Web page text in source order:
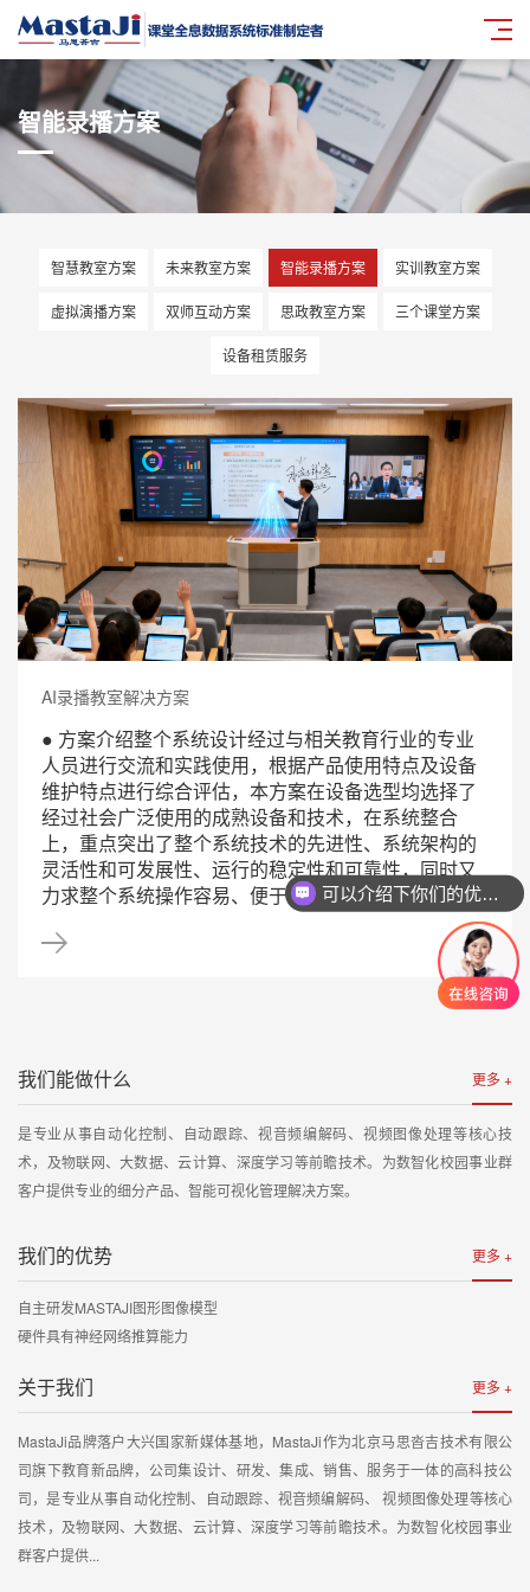
智能录播方案
智慧教室方案 未来教室方案 智能录播方案 实训教室方案
虚拟演播方案 双师互动方案 思政教室方案 三个课堂方案
设备租赁服务
AI录播教室解决方案
● 方案介绍整个系统设计经过与相关教育行业的专业
人员进行交流和实践使用，根据产品使用特点及设备
维护特点进行综合评估，本方案在设备选型均选择了
经过社会广泛使用的成熟设备和技术，在系统整合
上，重点突出了整个系统技术的先进性、系统架构的
灵活性和可发展性、运行的稳定性和可靠性，同时又
力求整个系统操作容易、便于维护、兼容性强，具...
更多 +
我们能做什么
是专业从事自动化控制、自动跟踪、视音频编解码、视频图像处理等核心技
术，及物联网、大数据、云计算、深度学习等前瞻技术。为数智化校园事业群
客户提供专业的细分产品、智能可视化管理解决方案。
更多 +
我们的优势
自主研发MASTAJI图形图像模型
硬件具有神经网络推算能力
更多 +
关于我们
MastaJi品牌落户大兴国家新媒体基地，MastaJi作为北京马思沓吉技术有限公
司旗下教育新品牌，公司集设计、研发、集成、销售、服务于一体的高科技公
司，是专业从事自动化控制、自动跟踪、视音频编解码、 视频图像处理等核心
技术，及物联网、大数据、云计算、深度学习等前瞻技术。为数智化校园事业
群客户提供...
可以介绍下你们的优势么？